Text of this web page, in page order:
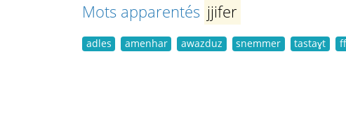
Mots apparentés jjifer
adles amenhar awazduz snemmer tastaɣt